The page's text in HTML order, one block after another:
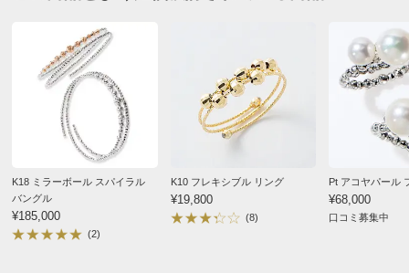
ＷＧ
東京都 60代以上女性
指の変形性関節症のため指間接が肥大化してしまい、今
までの指輪が入らなくなってしまったので、この指輪を
楽にはめられるし、お洒落。K18なので、指輪をしたま
ま洗い物なども出来て、本当に良かったです。
K18 ミラーボール スパイラル
バングル
¥185,000
(2)
K10 フレキシブル リング
¥19,800
(8)
Pt アコヤパール
¥68,000
口コミ募集中